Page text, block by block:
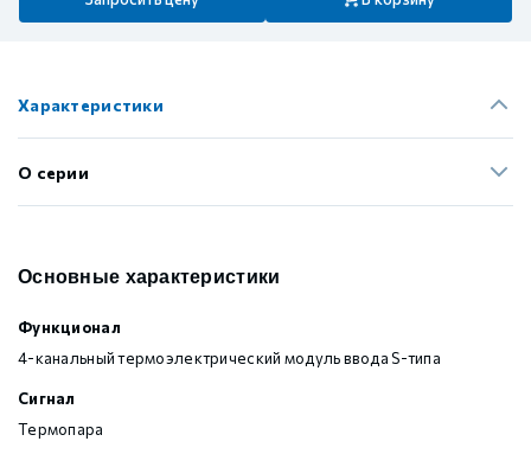
Характеристики
О серии
Основные характеристики
Функционал
4-канальный термоэлектрический модуль ввода S-типа
Сигнал
Термопара